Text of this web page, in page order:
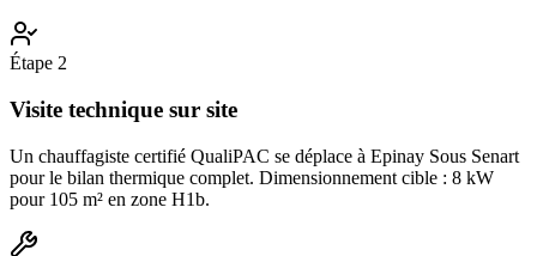
Étape 2
Visite technique sur site
Un chauffagiste certifié QualiPAC se déplace à Epinay Sous Senart
pour le bilan thermique complet. Dimensionnement cible : 8 kW
pour 105 m² en zone H1b.